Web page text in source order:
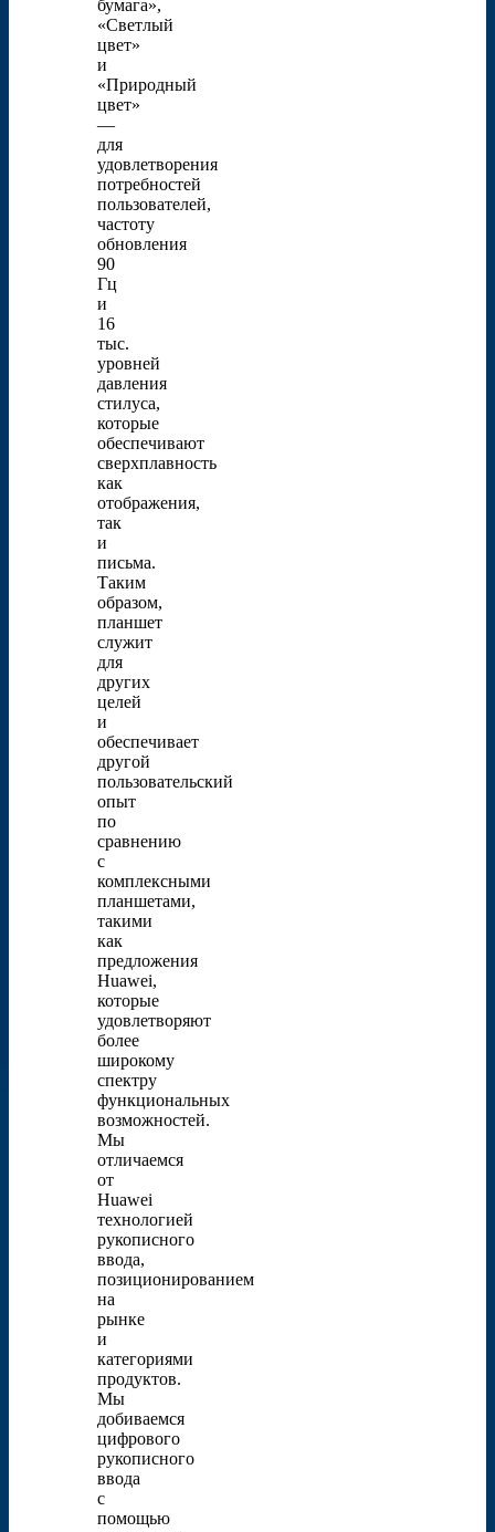
бумага»,
«Светлый
цвет»
и
«Природный
цвет»
—
для
удовлетворения
потребностей
пользователей,
частоту
обновления
90
Гц
и
16
тыс.
уровней
давления
стилуса,
которые
обеспечивают
сверхплавность
как
отображения,
так
и
письма.
Таким
образом,
планшет
служит
для
других
целей
и
обеспечивает
другой
пользовательский
опыт
по
сравнению
с
комплексными
планшетами,
такими
как
предложения
Huawei,
которые
удовлетворяют
более
широкому
спектру
функциональных
возможностей.
Мы
отличаемся
от
Huawei
технологией
рукописного
ввода,
позиционированием
на
рынке
и
категориями
продуктов.
Мы
добиваемся
цифрового
рукописного
ввода
с
помощью